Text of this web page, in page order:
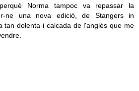
Norma tampoc va repassar la
ne una nova edició, de Stangers in
tan dolenta i calcada de l'anglès que me